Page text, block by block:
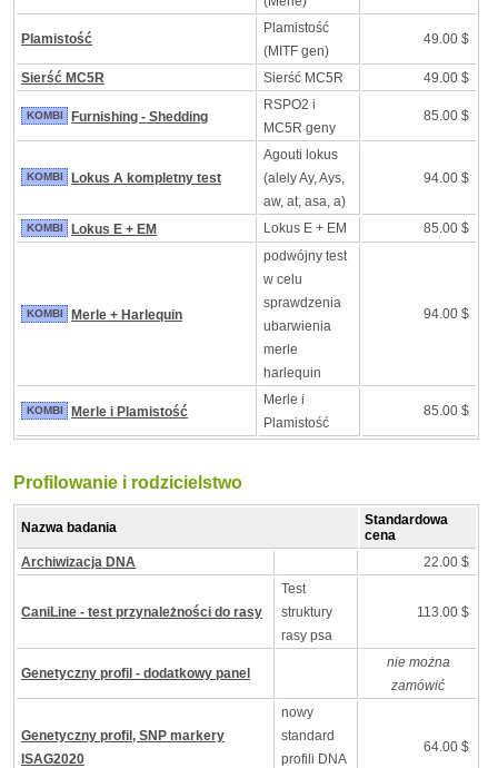
Plamistość
Plamistość
(MITF gen)
49.00 $
Sierść MC5R Sierść MC5R 49.00 $
KOMBI Furnishing - Shedding
RSPO2 i
MC5R geny
85.00 $
KOMBI Lokus A kompletny test
Agouti lokus
(alely Ay, Ays,
aw, at, asa, a)
94.00 $
KOMBI Lokus E + EM Lokus E + EM 85.00 $
KOMBI Merle + Harlequin
podwójny test
w celu
sprawdzenia
ubarwienia
merle
harlequin
94.00 $
KOMBI Merle i Plamistość
Merle i
Plamistość
85.00 $
Profilowanie i rodzicielstwo
Nazwa badania
Standardowa
cena
Archiwizacja DNA
22.00 $
CaniLine - test przynależności do rasy
Test
struktury
rasy psa
113.00 $
Genetyczny profil - dodatkowy panel
nie można
zamówić
Genetyczny profil, SNP markery
ISAG2020
nowy
standard
profili DNA
64.00 $